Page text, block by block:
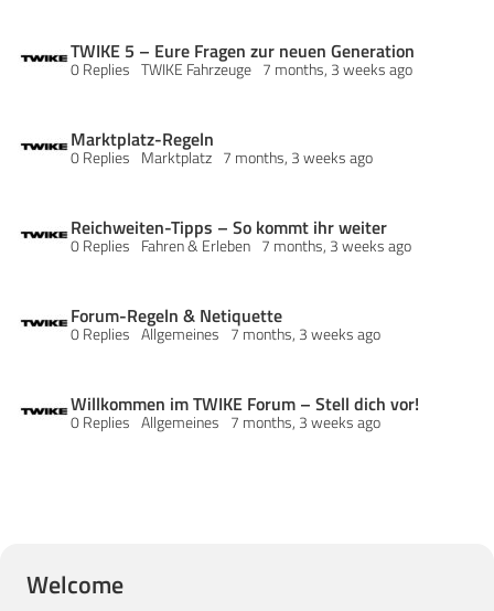
TWIKE 5 – Eure Fragen zur neuen Generation
0 Replies TWIKE Fahrzeuge 7 months, 3 weeks ago
Marktplatz-Regeln
0 Replies Marktplatz 7 months, 3 weeks ago
Reichweiten-Tipps – So kommt ihr weiter
0 Replies Fahren & Erleben 7 months, 3 weeks ago
Forum-Regeln & Netiquette
0 Replies Allgemeines 7 months, 3 weeks ago
Willkommen im TWIKE Forum – Stell dich vor!
0 Replies Allgemeines 7 months, 3 weeks ago
Welcome